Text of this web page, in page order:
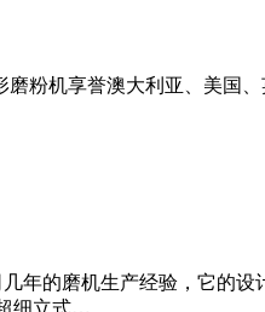
磨粉机享誉澳大利亚、美国
年的磨机生产经验，它的
细立式…